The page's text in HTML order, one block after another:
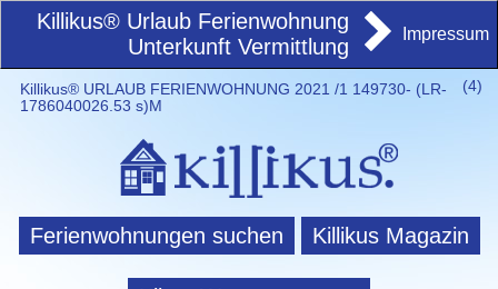
Killikus® Urlaub Ferienwohnung
Unterkunft Vermittlung
Impressum
(4)
Killikus® URLAUB FERIENWOHNUNG 2021 /1 149730- (LR-
1786040026.53 s)M
Ferienwohnungen suchen Killikus Magazin